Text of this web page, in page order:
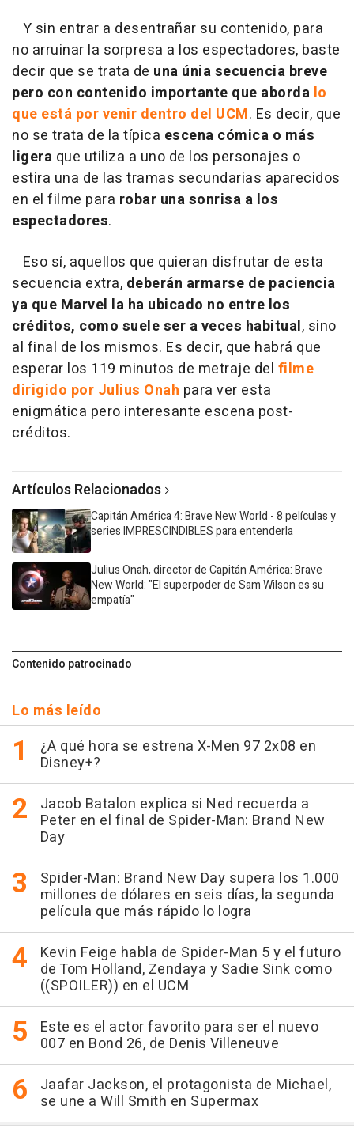
Y sin entrar a desentrañar su contenido, para
no arruinar la sorpresa a los espectadores, baste
decir que se trata de una únia secuencia breve
pero con contenido importante que aborda lo
que está por venir dentro del UCM. Es decir, que
no se trata de la típica escena cómica o más
ligera que utiliza a uno de los personajes o
estira una de las tramas secundarias aparecidos
en el filme para robar una sonrisa a los
espectadores.
Eso sí, aquellos que quieran disfrutar de esta
secuencia extra, deberán armarse de paciencia
ya que Marvel la ha ubicado no entre los
créditos, como suele ser a veces habitual, sino
al final de los mismos. Es decir, que habrá que
esperar los 119 minutos de metraje del filme
dirigido por Julius Onah para ver esta
enigmática pero interesante escena post-
créditos.
Artículos Relacionados
Capitán América 4: Brave New World - 8 películas y
series IMPRESCINDIBLES para entenderla
Julius Onah, director de Capitán América: Brave
New World: "El superpoder de Sam Wilson es su
empatía"
Contenido patrocinado
Lo más leído
¿A qué hora se estrena X-Men 97 2x08 en
Disney+?
Jacob Batalon explica si Ned recuerda a
Peter en el final de Spider-Man: Brand New
Day
Spider-Man: Brand New Day supera los 1.000
millones de dólares en seis días, la segunda
película que más rápido lo logra
Kevin Feige habla de Spider-Man 5 y el futuro
de Tom Holland, Zendaya y Sadie Sink como
((SPOILER)) en el UCM
Este es el actor favorito para ser el nuevo
007 en Bond 26, de Denis Villeneuve
Jaafar Jackson, el protagonista de Michael,
se une a Will Smith en Supermax